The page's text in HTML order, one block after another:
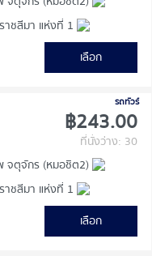
าชสีมา แห่งที่ 1
เลือก
รถทัวร์
฿243.00
ที่นั่งว่าง: 30
จตุจักร (หมอชิต2)
าชสีมา แห่งที่ 1
เลือก